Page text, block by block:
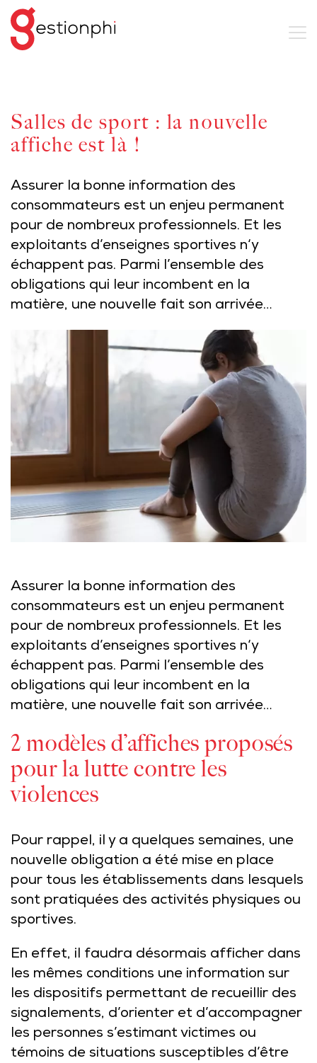
Salles de sport : la nouvelle
affiche est là !
Assurer la bonne information des
consommateurs est un enjeu permanent
pour de nombreux professionnels. Et les
exploitants d’enseignes sportives n‘y
échappent pas. Parmi l’ensemble des
obligations qui leur incombent en la
matière, une nouvelle fait son arrivée…
Assurer la bonne information des
consommateurs est un enjeu permanent
pour de nombreux professionnels. Et les
exploitants d’enseignes sportives n‘y
échappent pas. Parmi l’ensemble des
obligations qui leur incombent en la
matière, une nouvelle fait son arrivée…
2 modèles d’affiches proposés
pour la lutte contre les
violences
Pour rappel, il y a quelques semaines, une
nouvelle obligation a été mise en place
pour tous les établissements dans lesquels
sont pratiquées des activités physiques ou
sportives.
En effet, il faudra désormais afficher dans
les mêmes conditions une information sur
les dispositifs permettant de recueillir des
signalements, d’orienter et d’accompagner
les personnes s’estimant victimes ou
témoins de situations susceptibles d’être